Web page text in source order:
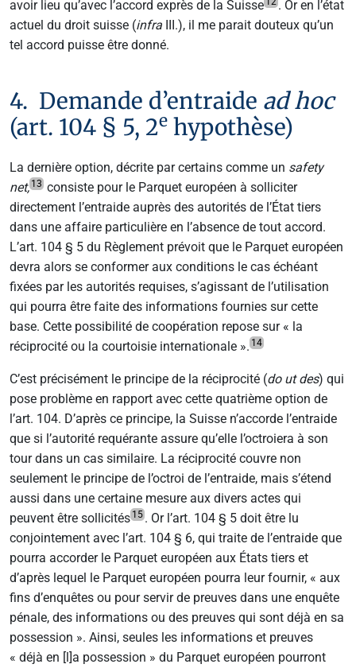
avoir lieu qu’avec l’accord exprès de la Suisse
. Or en l’état
actuel du droit suisse (infra III.), il me parait douteux qu’un
tel accord puisse être donné.
4. Demande d’entraide ad hoc
(art. 104 § 5, 2e hypothèse)
La dernière option, décrite par certains comme un safety
net, 13 consiste pour le Parquet européen à solliciter
directement l’entraide auprès des autorités de l’État tiers
dans une affaire particulière en l’absence de tout accord.
L’art. 104 § 5 du Règlement prévoit que le Parquet européen
devra alors se conformer aux conditions le cas échéant
fixées par les autorités requises, s’agissant de l’utilisation
qui pourra être faite des informations fournies sur cette
base. Cette possibilité de coopération repose sur « la
réciprocité ou la courtoisie internationale ». 14
C’est précisément le principe de la réciprocité (do ut des) qui
pose problème en rapport avec cette quatrième option de
l’art. 104. D’après ce principe, la Suisse n’accorde l’entraide
que si l’autorité requérante assure qu’elle l’octroiera à son
tour dans un cas similaire. La réciprocité couvre non
seulement le principe de l’octroi de l’entraide, mais s’étend
aussi dans une certaine mesure aux divers actes qui
peuvent être sollicités 15 . Or l’art. 104 § 5 doit être lu
conjointement avec l’art. 104 § 6, qui traite de l’entraide que
pourra accorder le Parquet européen aux États tiers et
d’après lequel le Parquet européen pourra leur fournir, « aux
fins d’enquêtes ou pour servir de preuves dans une enquête
pénale, des informations ou des preuves qui sont déjà en sa
possession ». Ainsi, seules les informations et preuves
« déjà en [l]a possession » du Parquet européen pourront